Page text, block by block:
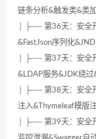
链条分析&触发类&类
│ ├── 第36天：安全
&FastJson序列化
│ ├── 第37天：安全
&LDAP服务&JDK绕过
│ ├── 第38天：安全
注入&Thymeleaf模版
│ ├── 第39天：安全